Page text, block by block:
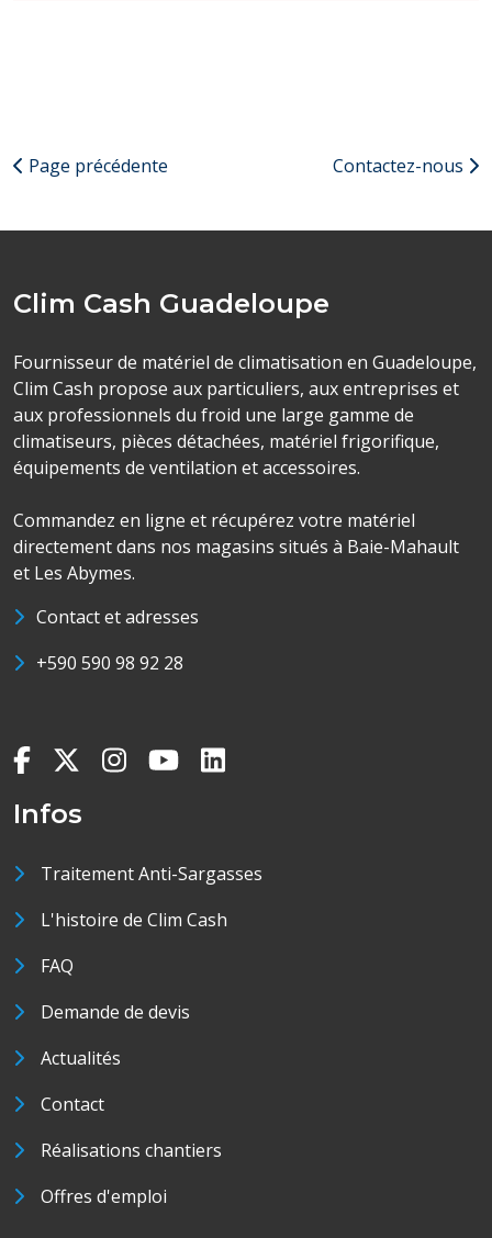
Page précédente Contactez-nous
Clim Cash Guadeloupe
Fournisseur de matériel de climatisation en Guadeloupe,
Clim Cash propose aux particuliers, aux entreprises et
aux professionnels du froid une large gamme de
climatiseurs, pièces détachées, matériel frigorifique,
équipements de ventilation et accessoires.
Commandez en ligne et récupérez votre matériel
directement dans nos magasins situés à Baie-Mahault
et Les Abymes.
Contact et adresses
+590 590 98 92 28
Infos
Traitement Anti-Sargasses
L'histoire de Clim Cash
FAQ
Demande de devis
Actualités
Contact
Réalisations chantiers
Offres d'emploi